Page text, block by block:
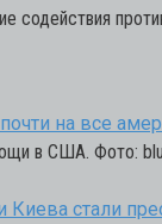
содействия
на все
в США. Фото:
Киева стали